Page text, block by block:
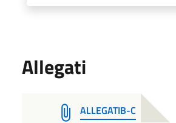
Allegati
ALLEGATIB-C